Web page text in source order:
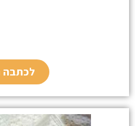
לכתבה